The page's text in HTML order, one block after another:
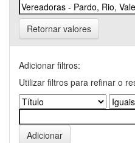
Retornar valores
Adicionar filtros:
Utilizar filtros para refinar o